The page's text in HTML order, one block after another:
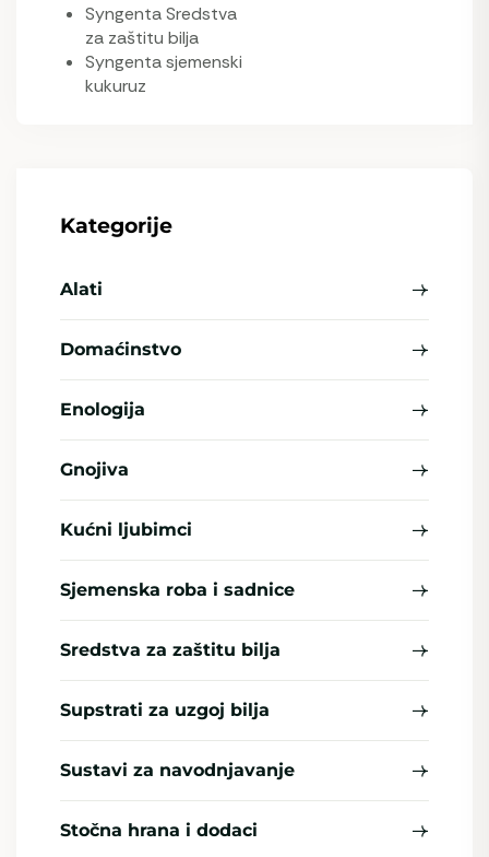
Kategorije
Alati
Domaćinstvo
Enologija
Gnojiva
Kućni ljubimci
Sjemenska roba i sadnice
Sredstva za zaštitu bilja
Supstrati za uzgoj bilja
Sustavi za navodnjavanje
Stočna hrana i dodaci
Syngenta Sredstva
za zaštitu bilja
Syngenta sjemenski
kukuruz